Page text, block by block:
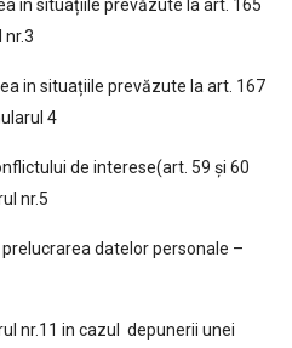
in situațiile prevăzute la art. 165
nr.3
in situațiile prevăzute la art. 167
4
de interese(art. 59 și 60
nr.5
datelor personale –
nr.11 in cazul depunerii unei